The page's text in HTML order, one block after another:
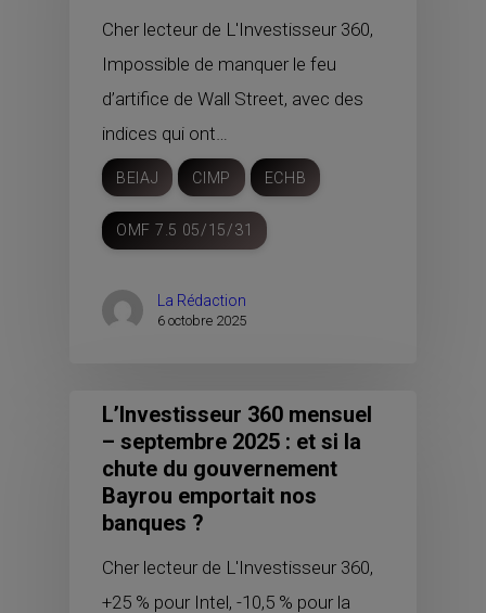
Cher lecteur de L'Investisseur 360,
Impossible de manquer le feu
d’artifice de Wall Street, avec des
indices qui ont…
BEIAJ CIMP ECHB
OMF 7.5 05/15/31
La Rédaction
6 octobre 2025
L’Investisseur 360 mensuel
– septembre 2025 : et si la
chute du gouvernement
Bayrou emportait nos
banques ?
Cher lecteur de L'Investisseur 360,
+25 % pour Intel, -10,5 % pour la